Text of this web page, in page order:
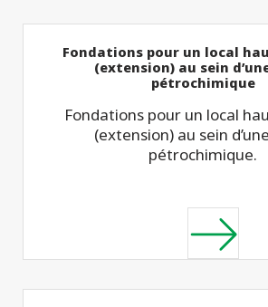
Fondations pour un local
(extension) au sein
pétrochimique
Fondations pour un local
(extension) au sein
pétrochimique.